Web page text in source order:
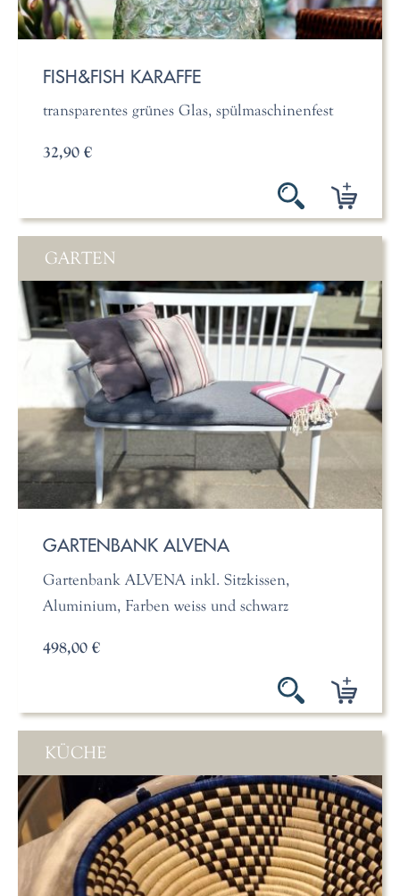
FISH&FISH KARAFFE
transparentes grünes Glas, spülmaschinenfest
32,90 €
GARTEN
GARTENBANK ALVENA
Gartenbank ALVENA inkl. Sitzkissen,
Aluminium, Farben weiss und schwarz
498,00 €
KÜCHE